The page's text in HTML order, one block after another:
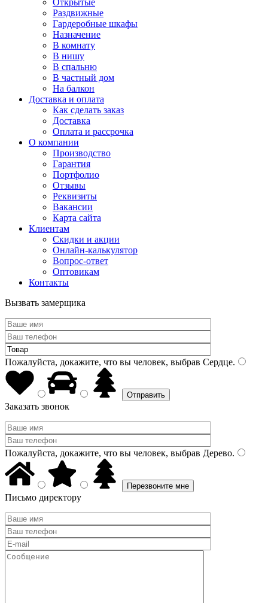
Открытые
Раздвижные
Гардеробные шкафы
Назначение
В комнату
В нишу
В спальню
В частный дом
На балкон
Доставка и оплата
Как сделать заказ
Доставка
Оплата и рассрочка
О компании
Производство
Гарантия
Портфолио
Отзывы
Реквизиты
Вакансии
Карта сайта
Клиентам
Скидки и акции
Онлайн-калькулятор
Вопрос-ответ
Оптовикам
Контакты
Вызвать замерщика
Пожалуйста, докажите, что вы человек, выбрав Сердце.
Заказать звонок
Пожалуйста, докажите, что вы человек, выбрав Дерево.
Письмо директору